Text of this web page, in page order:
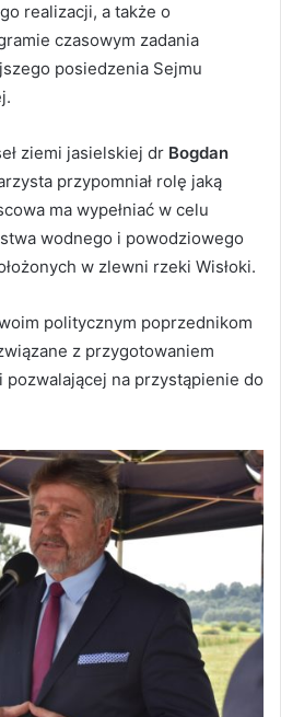
realizacji, a także o
czasowym zadania
posiedzenia Sejmu
ziemi jasielskiej dr Bogdan
przypomniał rolę jaką
ma wypełniać w celu
wodnego i powodziowego
w zlewni rzeki Wisłoki.
politycznym poprzednikom
z przygotowaniem
na przystąpienie do